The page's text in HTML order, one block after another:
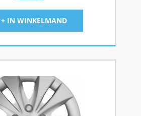
+ IN WINKELMAND